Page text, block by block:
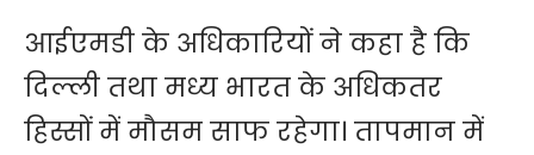
आईएमडी के अधिकारियों ने कहा है कि
दिल्ली तथा मध्य भारत के अधिकतर
हिस्सों में मौसम साफ रहेगा। तापमान में